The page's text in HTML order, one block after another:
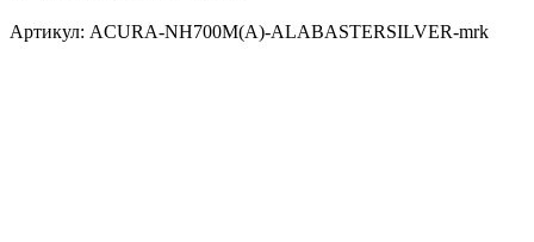
Артикул: ACURA-NH700M(A)-ALABASTERSILVER-mrk